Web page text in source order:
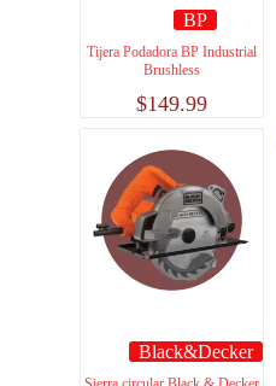
BP
Tijera Podadora BP Industrial
Brushless
$149.99
Black&Decker